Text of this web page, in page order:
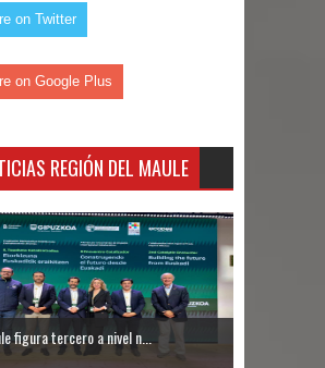
on Twitter
on Google Plus
REGIÓN DEL MAULE
figura tercero a nivel n...